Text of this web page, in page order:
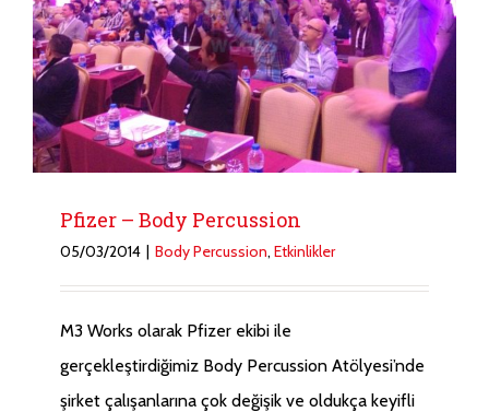
Pfizer – Body Percussion
05/03/2014 | Body Percussion, Etkinlikler
M3 Works olarak Pfizer ekibi ile
gerçekleştirdiğimiz Body Percussion Atölyesi’nde
şirket çalışanlarına çok değişik ve oldukça keyifli